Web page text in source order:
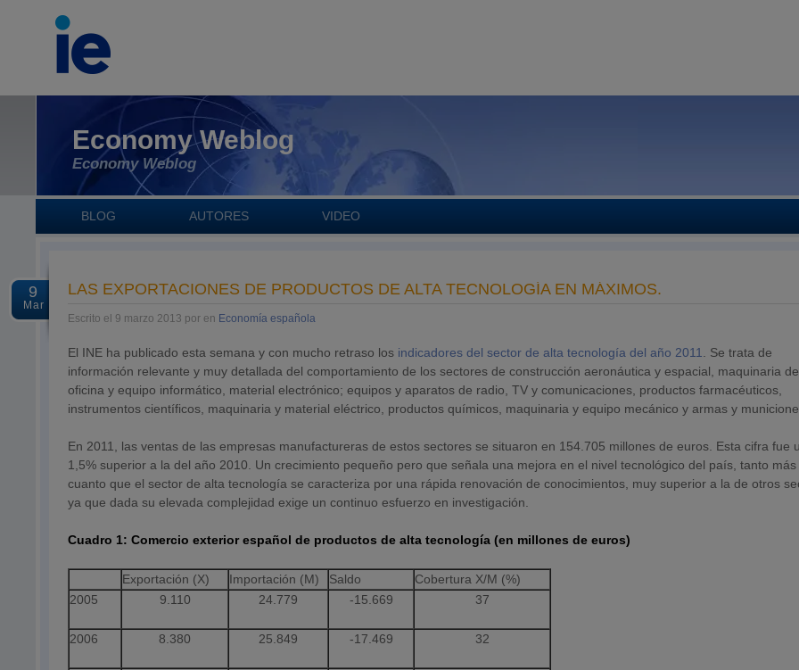
Economy Weblog
Economy Weblog
BLOG AUTORES VIDEO
9
Mar
LAS EXPORTACIONES DE PRODUCTOS DE ALTA TECNOLOGÍA EN MÁXIMOS.
Escrito el 9 marzo 2013 por en Economía española
El INE ha publicado esta semana y con mucho retraso los indicadores del sector de alta tecnología del año 2011
. Se trata de
información relevante y muy detallada del comportamiento de los sectores de construcción aeronáutica y espacial, maquinaria de
oficina y equipo informático, material electrónico; equipos y aparatos de radio, TV y comunicaciones, productos farmacéuticos,
instrumentos científicos, maquinaria y material eléctrico, productos químicos, maquinaria y equipo mecánico y armas y
En 2011, las ventas de las empresas manufactureras de estos sectores se situaron en 154.705 millones de euros. Esta cifra fue
1,5% superior a la del año 2010. Un crecimiento pequeño pero que señala una mejora en el nivel tecnológico del país, tanto más
cuanto que el sector de alta tecnología se caracteriza por una rápida renovación de conocimientos, muy superior a la de otros
ya que dada su elevada complejidad exige un continuo esfuerzo en investigación.
Cuadro 1: Comercio exterior español de productos de alta tecnología (en millones de euros)
Exportación (X) Importación (M) Saldo
Cobertura X/M (%)
2005
9.110 24.779 -15.669 37
2006 8.380 25.849 -17.469 32